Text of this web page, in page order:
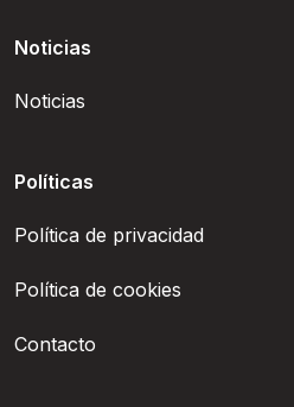
Noticias
Noticias
Políticas
Política de privacidad
Política de cookies
Contacto